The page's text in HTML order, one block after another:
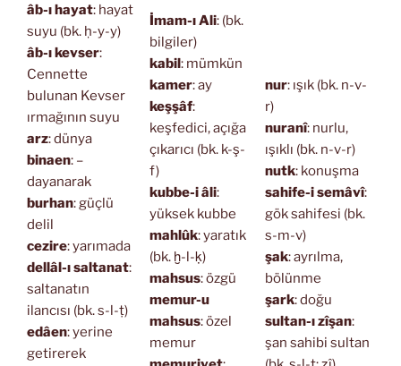
âb-ı hayat: hayat
suyu (bk. ḥ-y-y)
âb-ı kevser:
Cennette
bulunan Kevser
ırmağının suyu
arz: dünya
binaen: –
dayanarak
burhan: güçlü
delil
cezire: yarımada
dellâl-ı saltanat:
saltanatın
ilancısı (bk. s-l-ṭ)
edâen: yerine
getirerek
İmam-ı Ali: (bk.
bilgiler)
kabil: mümkün
kamer: ay
keşşâf:
keşfedici, açığa
çıkarıcı (bk. k-ş-
f)
kubbe-i âli:
yüksek kubbe
mahlûk: yaratık
(bk. ḫ-l-ḳ)
mahsus: özgü
memur-u
mahsus: özel
memur
nur: ışık (bk. n-v-
r)
nuranî: nurlu,
ışıklı (bk. n-v-r)
nutk: konuşma
sahife-i semâvî:
gök sahifesi (bk.
s-m-v)
şak: ayrılma,
bölünme
şark: doğu
sultan-ı zîşan:
şan sahibi sultan